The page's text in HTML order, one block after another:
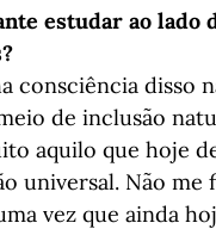
estudar ao lado
consciência disso
de inclusão
aquilo que hoje
universal. Não me
vez que ainda